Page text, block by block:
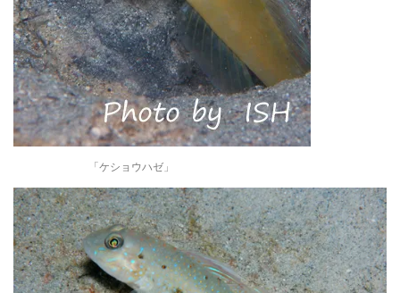
「ケショウハゼ」